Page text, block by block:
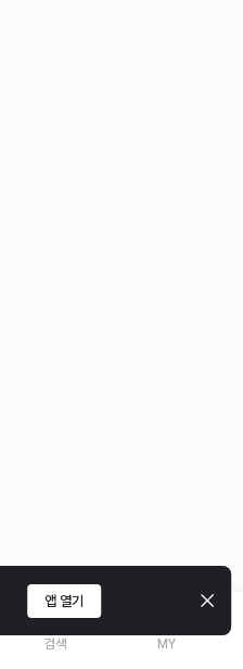
앱 열기
검색 MY